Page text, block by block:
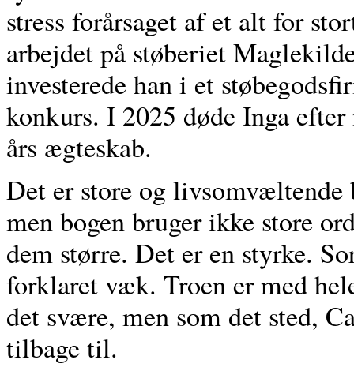
stress forårsaget af et alt for
arbejdet på støberiet
investerede han i et
konkurs. I 2025 døde Inga efter
års ægteskab.
Det er store og livsomvæltende
men bogen bruger ikke store
dem større. Det er en styrke.
forklaret væk. Troen er med
det svære, men som det sted,
tilbage til.